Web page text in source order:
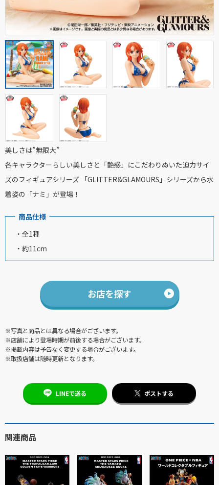
美しさは”無限大”
各キャラクターらしい美しさと「艶感」にこだわりぬいた迫力サイ
ズのフィギュアシリーズ 「GLITTER&GLAMOURS」シリーズから水
着姿の「ナミ」が登場！
商品仕様
・全1種
・約11cm
お店を探す
※写真と商品とは異なる場合がございます。
※店舗により登場時期が前後する場合がございます。
※掲載内容は予告なく変更する場合がございます。
※取扱店舗は随時更新となります。
LINEで送る ポストする
関連商品